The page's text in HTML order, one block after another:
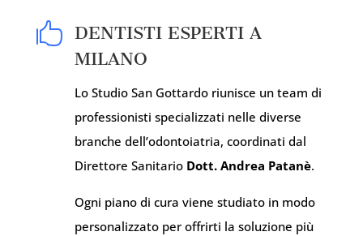

DENTISTI ESPERTI A
MILANO
Lo Studio San Gottardo riunisce un team di
professionisti specializzati nelle diverse
branche dell’odontoiatria, coordinati dal
Direttore Sanitario Dott. Andrea Patanè.
Ogni piano di cura viene studiato in modo
personalizzato per offrirti la soluzione più